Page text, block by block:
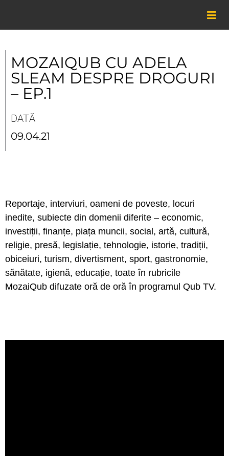
content
MOZAIQUB CU ADELA
SLEAM DESPRE DROGURI
– EP.1
DATĂ
09.04.21
Reportaje, interviuri, oameni de poveste, locuri
inedite, subiecte din domenii diferite – economic,
investiții, finanțe, piața muncii, social, artă, cultură,
religie, presă, legislație, tehnologie, istorie, tradiții,
obiceiuri, turism, divertisment, sport, gastronomie,
sănătate, igienă, educație, toate în rubricile
MozaiQub difuzate oră de oră în programul Qub TV.